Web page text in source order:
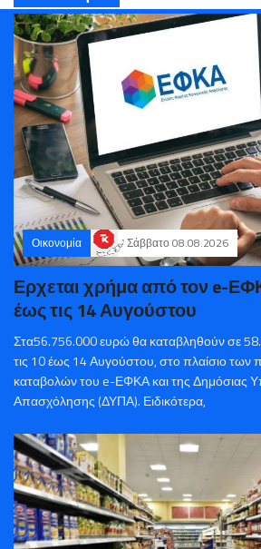
Οικονομία Σάββατο 08.08.2026
Ερχεται χρήμα από τον e-
έως τις 14 Αυγούστου
Στα56.756.000 ευρώ θα καταβληθούν σε
τις 10 έως 14 Αυγούστου, στο πλαίσιο των
καταβολών του e-ΕΦΚΑ και της Δημόσιας
Απασχόλησης (ΔΥΠΑ). Ειδικότερα,